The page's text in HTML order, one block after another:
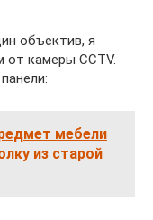
объектив, я
от камеры CCTV.
мебели
из старой